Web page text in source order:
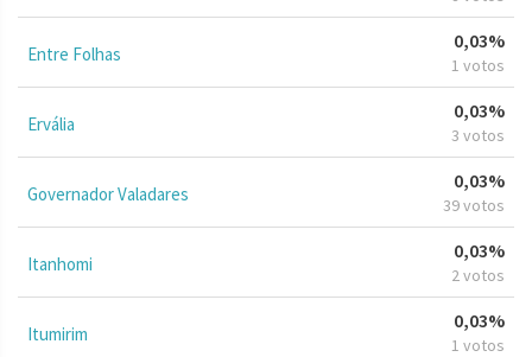
Entre Folhas
0,03%
1 votos
Ervália
0,03%
3 votos
Governador Valadares
0,03%
39 votos
Itanhomi
0,03%
2 votos
Itumirim
0,03%
1 votos